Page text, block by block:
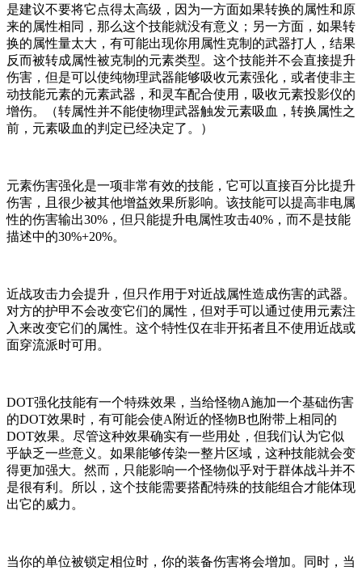
是建议不要将它点得太高级，因为一方面如果转换的属性和原
来的属性相同，那么这个技能就没有意义；另一方面，如果转
换的属性量太大，有可能出现你用属性克制的武器打人，结果
反而被转成属性被克制的元素类型。这个技能并不会直接提升
伤害，但是可以使纯物理武器能够吸收元素强化，或者使非主
动技能元素的元素武器，和灵车配合使用，吸收元素投影仪的
增伤。（转属性并不能使物理武器触发元素吸血，转换属性之
前，元素吸血的判定已经决定了。）
元素伤害强化是一项非常有效的技能，它可以直接百分比提升
伤害，且很少被其他增益效果所影响。该技能可以提高非电属
性的伤害输出30%，但只能提升电属性攻击40%，而不是技能
描述中的30%+20%。
近战攻击力会提升，但只作用于对近战属性造成伤害的武器。
对方的护甲不会改变它们的属性，但对手可以通过使用元素注
入来改变它们的属性。这个特性仅在非开拓者且不使用近战或
面穿流派时可用。
DOT强化技能有一个特殊效果，当给怪物A施加一个基础伤害
的DOT效果时，有可能会使A附近的怪物B也附带上相同的
DOT效果。尽管这种效果确实有一些用处，但我们认为它似
乎缺乏一些意义。如果能够传染一整片区域，这种技能就会变
得更加强大。然而，只能影响一个怪物似乎对于群体战斗并不
是很有利。所以，这个技能需要搭配特殊的技能组合才能体现
出它的威力。
当你的单位被锁定相位时，你的装备伤害将会增加。同时，当